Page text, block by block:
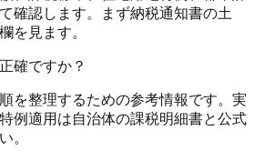
確認します。まず納税通知書の土
を見ます。
確ですか？
を整理するための参考情報です。実
例適用は自治体の課税明細書と公式
。